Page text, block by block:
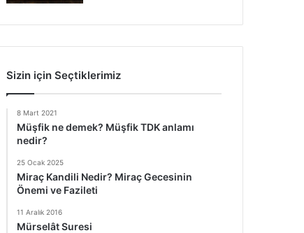
Sizin için Seçtiklerimiz
8 Mart 2021
Müşfik ne demek? Müşfik TDK anlamı
nedir?
25 Ocak 2025
Miraç Kandili Nedir? Miraç Gecesinin
Önemi ve Fazileti
11 Aralık 2016
Mürselât Suresi